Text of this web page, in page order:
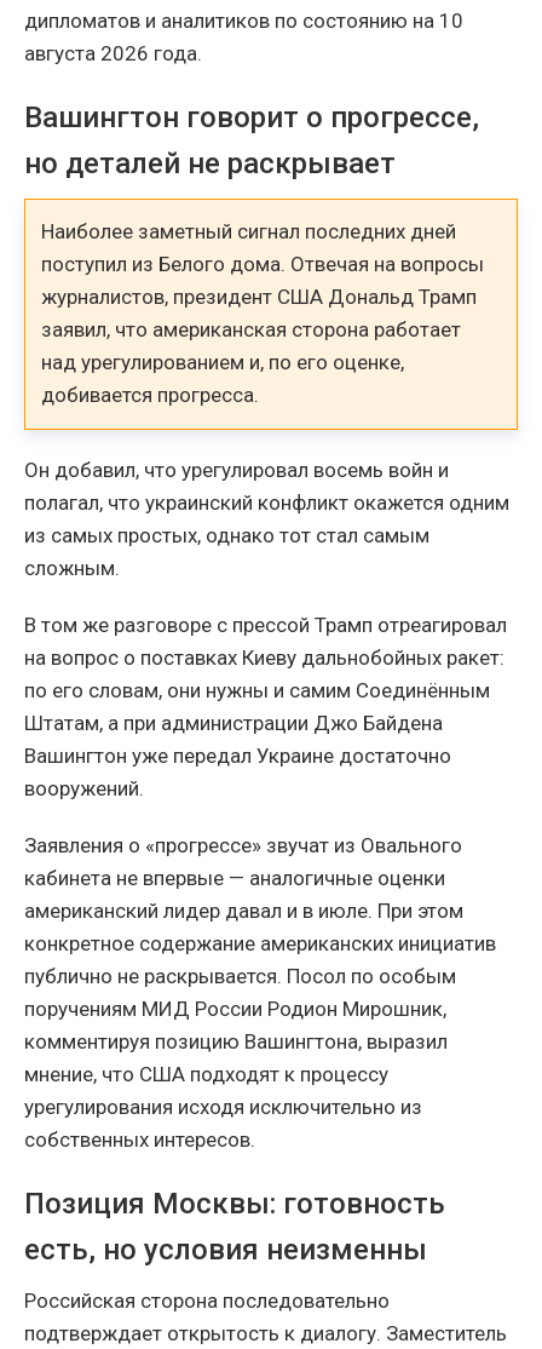
дипломатов и аналитиков по состоянию на 10
августа 2026 года.
Вашингтон говорит о прогрессе,
но деталей не раскрывает
Наиболее заметный сигнал последних дней
поступил из Белого дома. Отвечая на вопросы
журналистов, президент США Дональд Трамп
заявил, что американская сторона работает
над урегулированием и, по его оценке,
добивается прогресса.
Он добавил, что урегулировал восемь войн и
полагал, что украинский конфликт окажется одним
из самых простых, однако тот стал самым
сложным.
В том же разговоре с прессой Трамп отреагировал
на вопрос о поставках Киеву дальнобойных ракет:
по его словам, они нужны и самим Соединённым
Штатам, а при администрации Джо Байдена
Вашингтон уже передал Украине достаточно
вооружений.
Заявления о «прогрессе» звучат из Овального
кабинета не впервые — аналогичные оценки
американский лидер давал и в июле. При этом
конкретное содержание американских инициатив
публично не раскрывается. Посол по особым
поручениям МИД России Родион Мирошник,
комментируя позицию Вашингтона, выразил
мнение, что США подходят к процессу
урегулирования исходя исключительно из
собственных интересов.
Позиция Москвы: готовность
есть, но условия неизменны
Российская сторона последовательно
подтверждает открытость к диалогу. Заместитель